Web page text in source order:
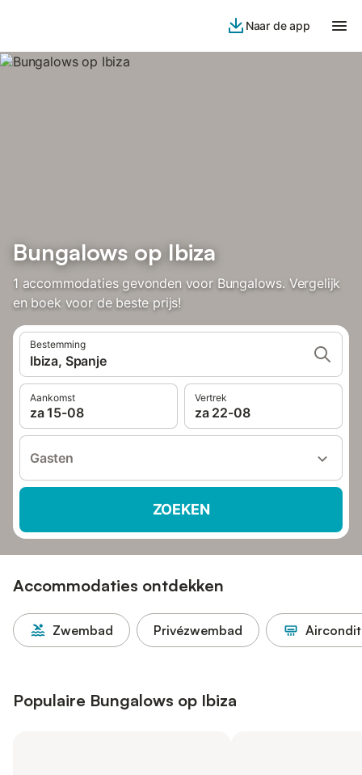
Naar de app
Bungalows op Ibiza
1 accommodaties gevonden voor Bungalows. Vergelijk
en boek voor de beste prijs!
Bestemming
Ibiza, Spanje
Aankomst
za 15-08
Vertrek
za 22-08
Gasten
ZOEKEN
Accommodaties ontdekken
Zwembad Privézwembad
Populaire Bungalows op Ibiza